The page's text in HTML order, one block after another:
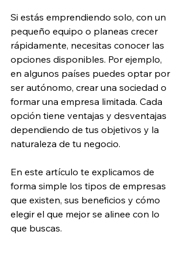
Si estás emprendiendo solo, con un
pequeño equipo o planeas crecer
rápidamente, necesitas conocer las
opciones disponibles. Por ejemplo,
en algunos países puedes optar por
ser autónomo, crear una sociedad o
formar una empresa limitada. Cada
opción tiene ventajas y desventajas
dependiendo de tus objetivos y la
naturaleza de tu negocio.
En este artículo te explicamos de
forma simple los tipos de empresas
que existen, sus beneficios y cómo
elegir el que mejor se alinee con lo
que buscas.